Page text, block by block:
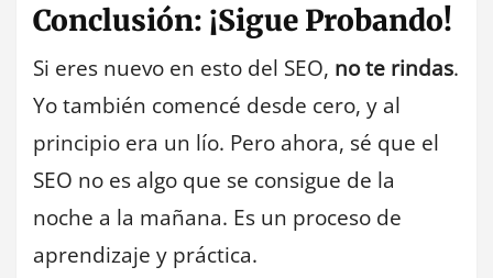
Conclusión: ¡Sigue Probando!
Si eres nuevo en esto del SEO, no te rindas.
Yo también comencé desde cero, y al
principio era un lío. Pero ahora, sé que el
SEO no es algo que se consigue de la
noche a la mañana. Es un proceso de
aprendizaje y práctica.